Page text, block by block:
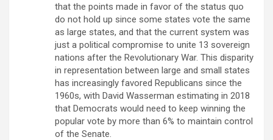
that the points made in favor of the status quo
do not hold up since some states vote the same
as large states, and that the current system was
just a political compromise to unite 13 sovereign
nations after the Revolutionary War. This disparity
in representation between large and small states
has increasingly favored Republicans since the
1960s, with David Wasserman estimating in 2018
that Democrats would need to keep winning the
popular vote by more than 6% to maintain control
of the Senate.